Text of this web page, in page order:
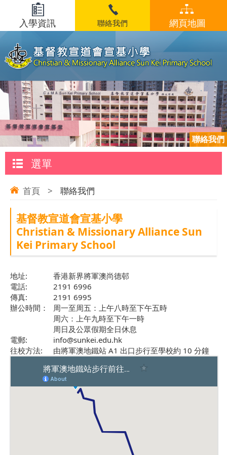
入學資訊 聯絡我們 網頁地圖
聯絡我們
選單
首頁 > 聯絡我們
基督教宣道會宣基小學
Christian & Missionary Alliance Sun
Kei Primary School
地址:
香港新界將軍澳尚德邨
電話:
2191 6996
傳真:
2191 6995
辦公時間：
周一至周五：上午八時至下午五時
周六：上午九時至下午一時
周日及公眾假期全日休息
電郵:
info@sunkei.edu.hk
往校方法:
由將軍澳地鐵站 A1 出口步行至學校約 10 分鐘